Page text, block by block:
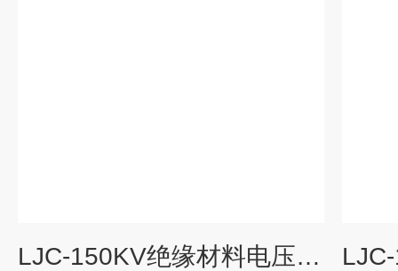
LJC-150KV绝缘材料电压击穿试验仪